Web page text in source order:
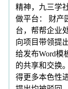
精神，九三学
做平台： 财产
台，帮帮企业
向项目带领提
给发布Word模
的共享和交换
得更多本色性